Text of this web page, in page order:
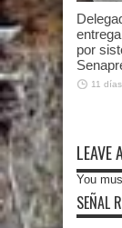
por
11
LEAVE
You
SEÑAL